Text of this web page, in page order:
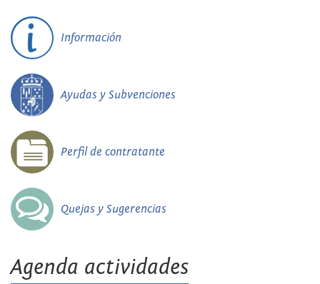
Información
Ayudas y Subvenciones
Perfil de contratante
Quejas y Sugerencias
Agenda actividades